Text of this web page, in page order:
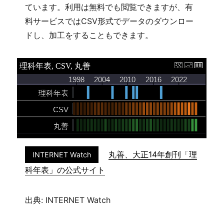
ています。利用は無料でも閲覧できますが、有
料サービスではCSV形式でデータのダウンロー
ドし、加工をすることもできます。
INTERNET Watch
丸善、大正14年創刊「理
科年表」の公式サイト
出典: INTERNET Watch